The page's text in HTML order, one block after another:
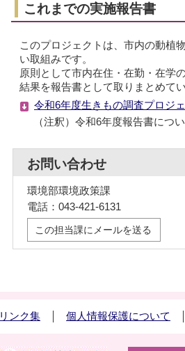
これまでの実施報告書
このプロジェクトは、市内の動植
い取組みです。
原則として市内在住・在勤・在学
結果を報告書として取りまとめてい
令和6年度生きもの調査プロジ
（注釈）令和6年度報告書につ
お問い合わせ
環境部環境政策課
電話：043-421-6131
この担当課にメールを送る
リンク集 個人情報保護について